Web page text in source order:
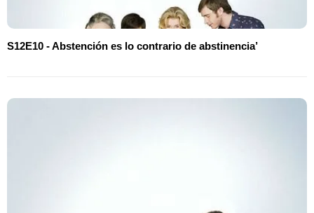
S12E10 - Abstención es lo contrario de abstinencia’